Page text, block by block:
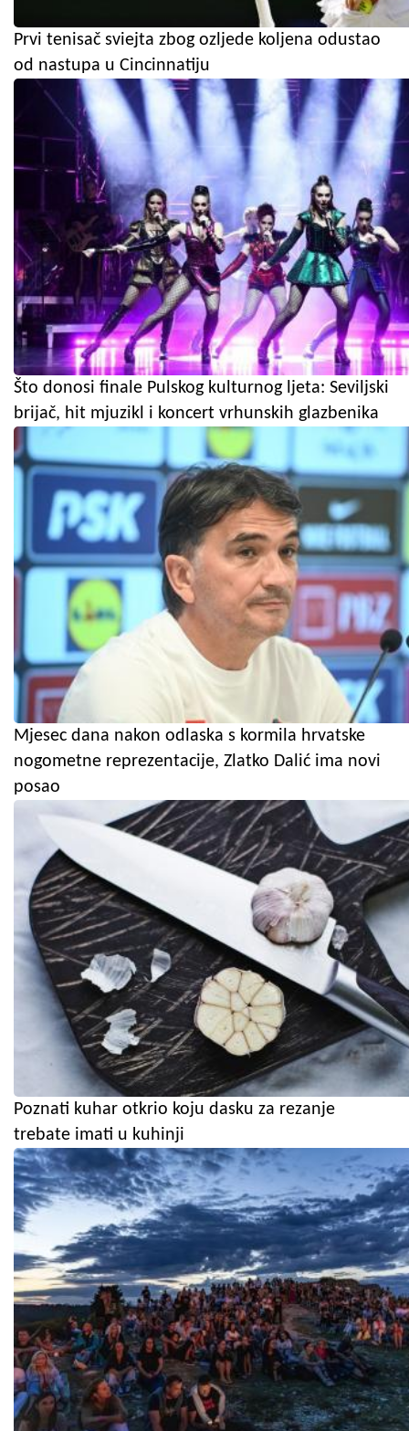
Prvi tenisač sviejta zbog ozljede koljena odustao
od nastupa u Cincinnatiju
Što donosi finale Pulskog kulturnog ljeta: Seviljski
brijač, hit mjuzikl i koncert vrhunskih glazbenika
Mjesec dana nakon odlaska s kormila hrvatske
nogometne reprezentacije, Zlatko Dalić ima novi
posao
Poznati kuhar otkrio koju dasku za rezanje
trebate imati u kuhinji